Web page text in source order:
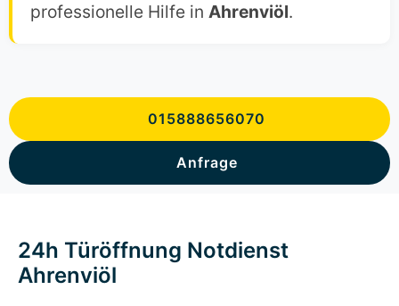
professionelle Hilfe in Ahrenviöl.
015888656070
Anfrage
24h Türöffnung Notdienst
Ahrenviöl